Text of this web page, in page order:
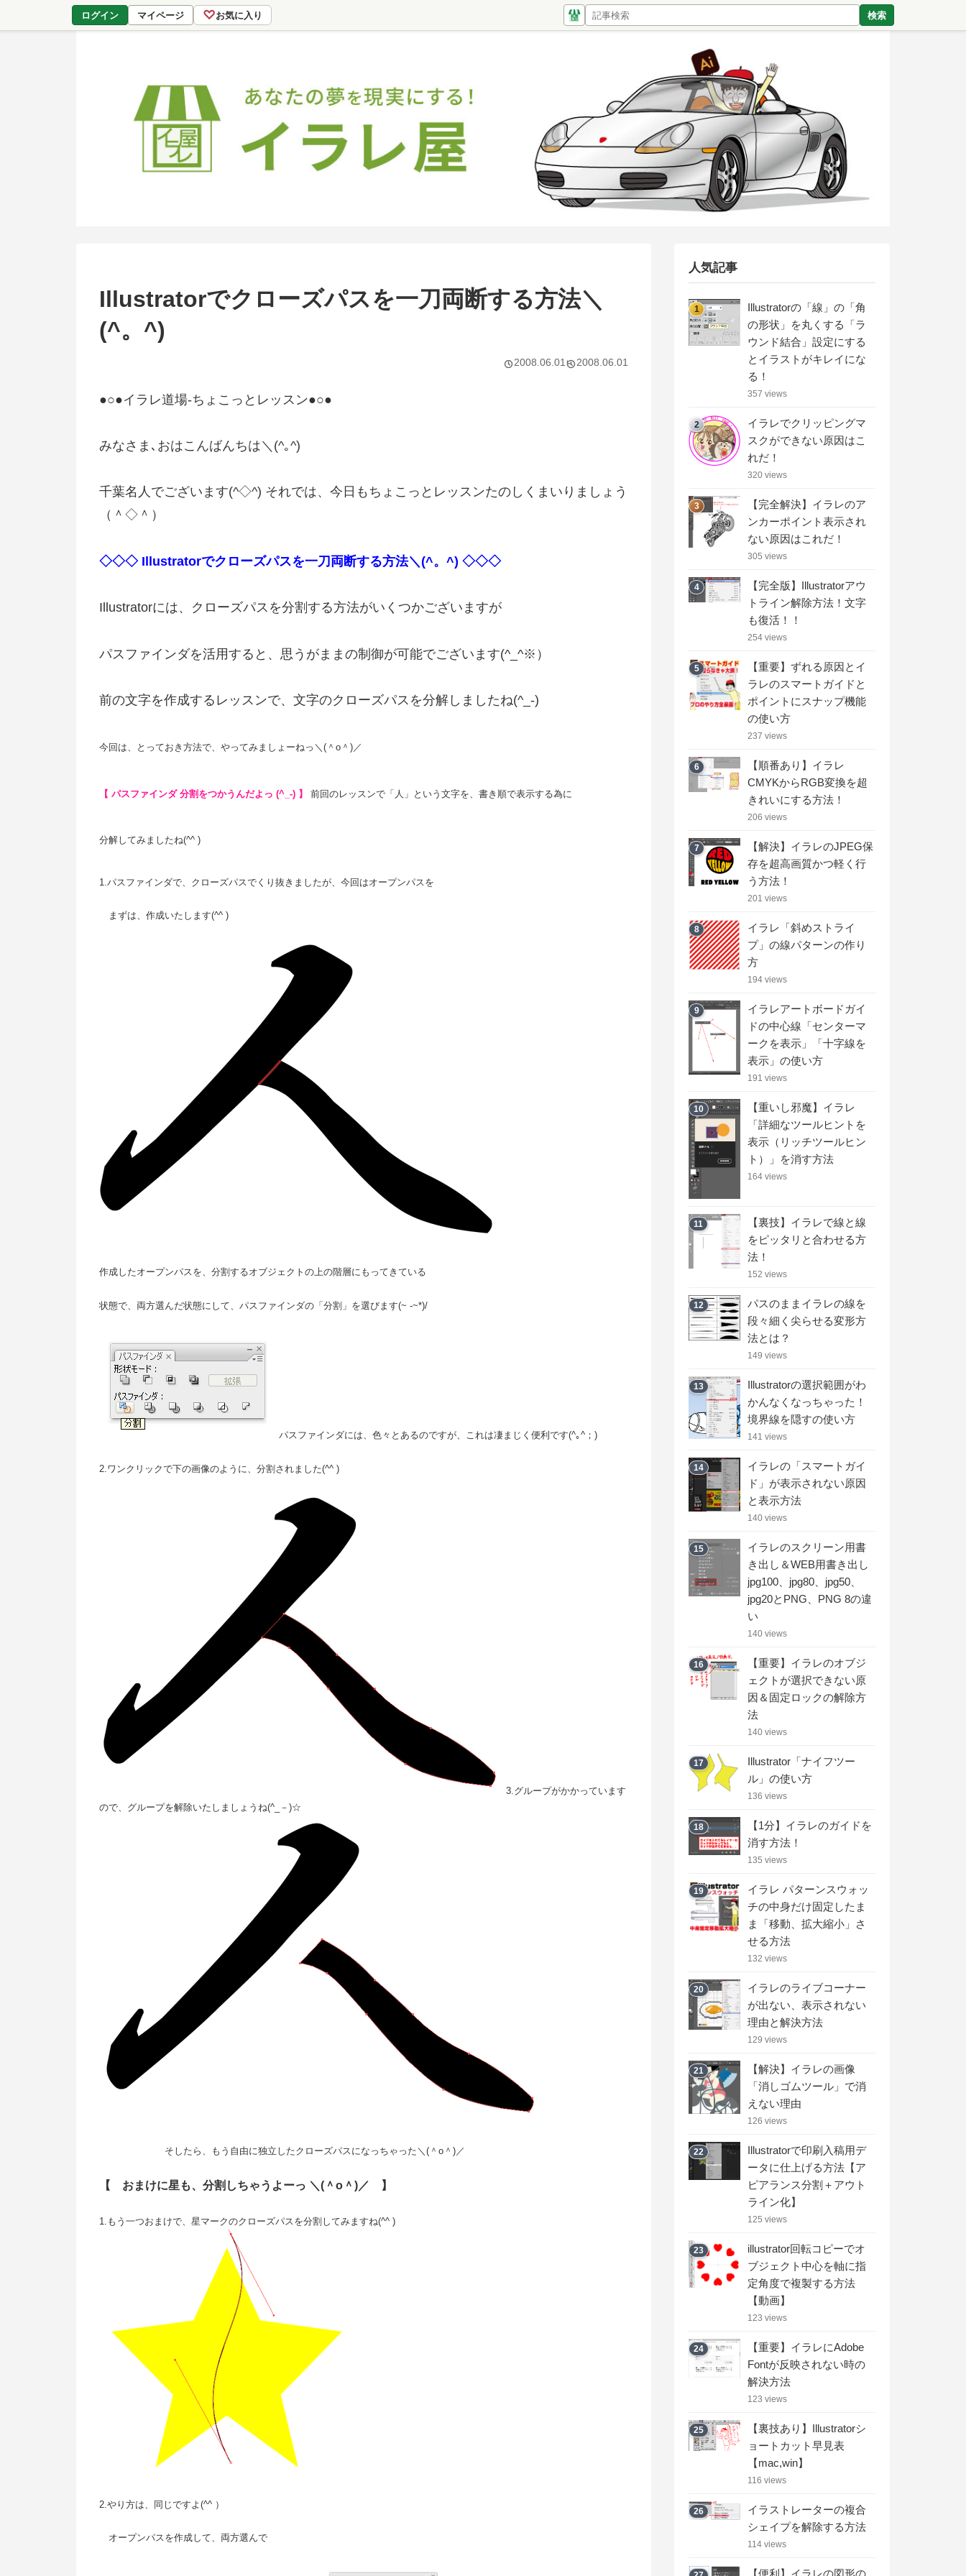
ログイン マイページ ♡お気に入り 検索
Illustratorでクローズパスを一刀両断する方法＼
(^。^)
2008.06.01 2008.06.01
●○●イラレ道場-ちょこっとレッスン●○●
みなさま､おはこんばんちは＼(^｡^)
千葉名人でございます(^◇^) それでは、今日もちょこっとレッスンたのしくまいりましょう
（＾◇＾）
◇◇◇ Illustratorでクローズパスを一刀両断する方法＼(^。^) ◇◇◇
Illustratorには、クローズパスを分割する方法がいくつかございますが
パスファインダを活用すると、思うがままの制御が可能でございます(^_^※）
前の文字を作成するレッスンで、文字のクローズパスを分解しましたね(^_-)
今回は、とっておき方法で、やってみましょーねっ＼(＾o＾)／
【 パスファインダ 分割をつかうんだよっ (^_-) 】 前回のレッスンで「人」という文字を、書き順で表示する為に
分解してみましたね(^^ )
1.パスファインダで、クローズパスでくり抜きましたが、今回はオープンパスを
まずは、作成いたします(^^ )
作成したオープンパスを、分割するオブジェクトの上の階層にもってきている
状態で、両方選んだ状態にして、パスファインダの「分割」を選びます(~ -~*)/
パスファインダには、色々とあるのですが、これは凄まじく便利です(^｡^；)
2.ワンクリックで下の画像のように、分割されました(^^ )
3.グループがかかっています
ので、グループを解除いたしましょうね(^_－)☆
そしたら、もう自由に独立したクローズパスになっちゃった＼(＾o＾)／
【 おまけに星も、分割しちゃうよーっ ＼(＾o＾)／ 】
1.もう一つおまけで、星マークのクローズパスを分割してみますね(^^ )
2.やり方は、同じですよ(^^ ）
オープンパスを作成して、両方選んで
人気記事
1
Illustratorの「線」の「角
の形状」を丸くする「ラ
ウンド結合」設定にする
とイラストがキレイにな
る！
357 views
2
イラレでクリッピングマ
スクができない原因はこ
れだ！
320 views
3
【完全解決】イラレのア
ンカーポイント表示され
ない原因はこれだ！
305 views
4
【完全版】Illustratorアウ
トライン解除方法！文字
も復活！！
254 views
5
【重要】ずれる原因とイ
ラレのスマートガイドと
ポイントにスナップ機能
の使い方
237 views
6
【順番あり】イラレ
CMYKからRGB変換を超
きれいにする方法！
206 views
7
【解決】イラレのJPEG保
存を超高画質かつ軽く行
う方法！
201 views
8
イラレ「斜めストライ
プ」の線パターンの作り
方
194 views
9
イラレアートボードガイ
ドの中心線「センターマ
ークを表示」「十字線を
表示」の使い方
191 views
10
【重いし邪魔】イラレ
「詳細なツールヒントを
表示（リッチツールヒン
ト）」を消す方法
164 views
11
【裏技】イラレで線と線
をピッタリと合わせる方
法！
152 views
12
パスのままイラレの線を
段々細く尖らせる変形方
法とは？
149 views
13
Illustratorの選択範囲がわ
かんなくなっちゃった！
境界線を隠すの使い方
141 views
14
イラレの「スマートガイ
ド」が表示されない原因
と表示方法
140 views
15
イラレのスクリーン用書
き出し＆WEB用書き出し
jpg100、jpg80、jpg50、
jpg20とPNG、PNG 8の違
い
140 views
16
【重要】イラレのオブジ
ェクトが選択できない原
因＆固定ロックの解除方
法
140 views
17
Illustrator「ナイフツー
ル」の使い方
136 views
18
【1分】イラレのガイドを
消す方法！
135 views
19
イラレ パターンスウォッ
チの中身だけ固定したま
ま「移動、拡大縮小」さ
せる方法
132 views
20
イラレのライブコーナー
が出ない、表示されない
理由と解決方法
129 views
21
【解決】イラレの画像
「消しゴムツール」で消
えない理由
126 views
22
Illustratorで印刷入稿用デ
ータに仕上げる方法【ア
ピアランス分割＋アウト
ライン化】
125 views
23
illustrator回転コピーでオ
ブジェクト中心を軸に指
定角度で複製する方法
【動画】
123 views
24
【重要】イラレにAdobe
Fontが反映されない時の
解決方法
123 views
25
【裏技あり】Illustratorシ
ョートカット早見表
【mac,win】
116 views
26
イラストレーターの複合
シェイプを解除する方法
114 views
【便利】イラレの図形の